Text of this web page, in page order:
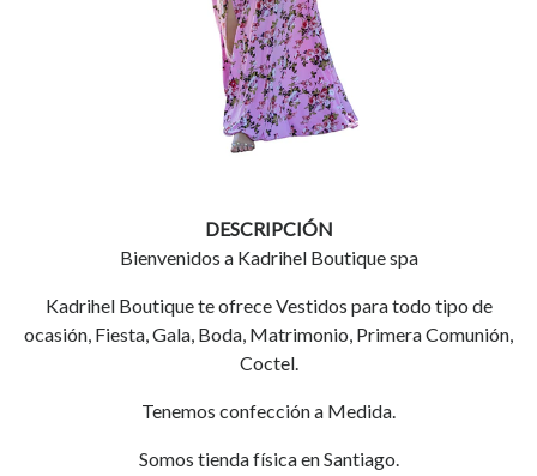
DESCRIPCIÓN
Bienvenidos a Kadrihel Boutique spa
Kadrihel Boutique te ofrece Vestidos para todo tipo de
ocasión, Fiesta, Gala, Boda, Matrimonio, Primera Comunión,
Coctel.
Tenemos confección a Medida.
Somos tienda física en Santiago.